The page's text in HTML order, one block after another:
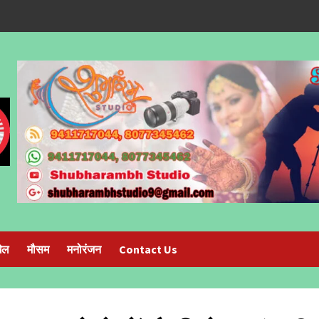
मौसम मनोरंजन Contact Us